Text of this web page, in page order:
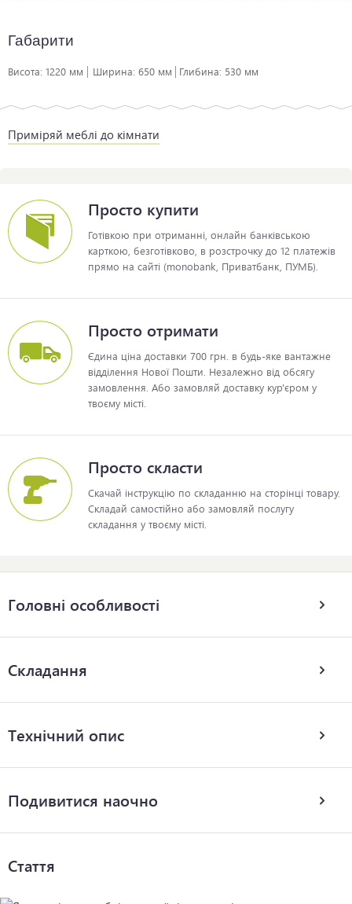
Габарити
Висота: 1220 мм Ширина: 650 мм Глибина: 530 мм
Приміряй меблі до кімнати
Головні особливості
Складання
Технічний опис
Подивитися наочно
Стаття
Просто купити
Готівкою при отриманні, онлайн банківською
карткою, безготівково, в розстрочку до 12 платежів
прямо на сайті (monobank, Приватбанк, ПУМБ).
Просто отримати
Єдина ціна доставки 700 грн. в будь-яке вантажне
відділення Нової Пошти. Незалежно від обсягу
замовлення. Або замовляй доставку кур'єром у
твоєму місті.
Просто скласти
Скачай інструкцію по складанню на сторінці товару.
Складай самостійно або замовляй послугу
складання у твоєму місті.